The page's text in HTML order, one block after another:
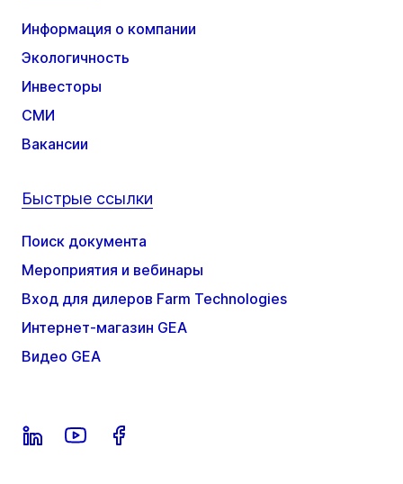
Информация о компании
Экологичность
Инвесторы
СМИ
Вакансии
Быстрые ссылки
Поиск документа
Мероприятия и вебинары
Вход для дилеров Farm Technologies
Интернет-магазин GEA
Видео GEA